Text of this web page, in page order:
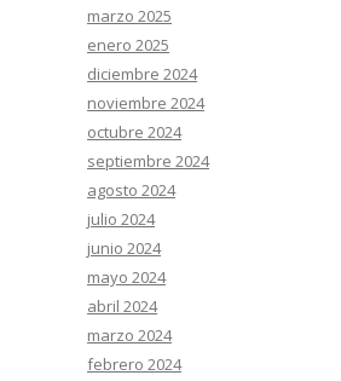
marzo 2025
enero 2025
diciembre 2024
noviembre 2024
octubre 2024
septiembre 2024
agosto 2024
julio 2024
junio 2024
mayo 2024
abril 2024
marzo 2024
febrero 2024